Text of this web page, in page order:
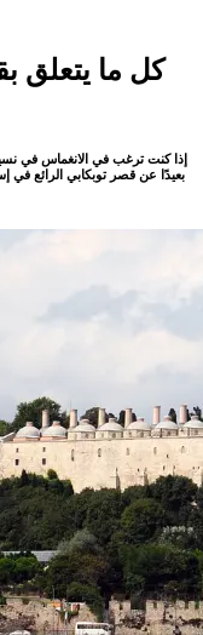
كل ما يتعلق
إذا كنت ترغب في الانغماس في نسيج
بعيدًا عن قصر توبكابي الرائع في